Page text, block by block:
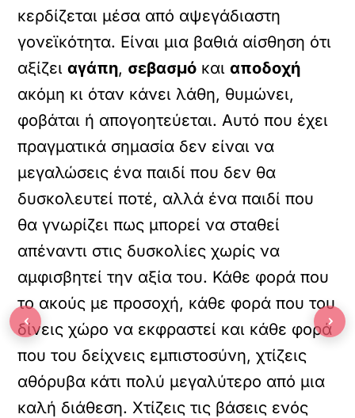
κερδίζεται μέσα από αψεγάδιαστη
γονεϊκότητα. Είναι μια βαθιά αίσθηση ότι
αξίζειαγάπη, σεβασμό καιαποδοχή
ακόμη κι όταν κάνει λάθη, θυμώνει,
φοβάται ή απογοητεύεται. Αυτό που έχει
πραγματικά σημασία δεν είναι να
μεγαλώσεις ένα παιδί που δεν θα
δυσκολευτεί ποτέ, αλλά ένα παιδί που
θα γνωρίζει πως μπορεί να σταθεί
απέναντι στις δυσκολίες χωρίς να
αμφισβητεί την αξία του. Κάθε φορά που
το ακούς με προσοχή, κάθε φορά που του
δίνεις χώρο να εκφραστεί και κάθε φορά
που του δείχνεις εμπιστοσύνη, χτίζεις
αθόρυβα κάτι πολύ μεγαλύτερο από μια
καλή διάθεση. Χτίζεις τις βάσεις ενός
‹ ›